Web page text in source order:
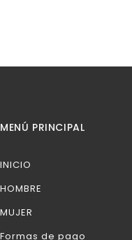
MENÚ PRINCIPAL
INICIO
HOMBRE
MUJER
Formas de pago